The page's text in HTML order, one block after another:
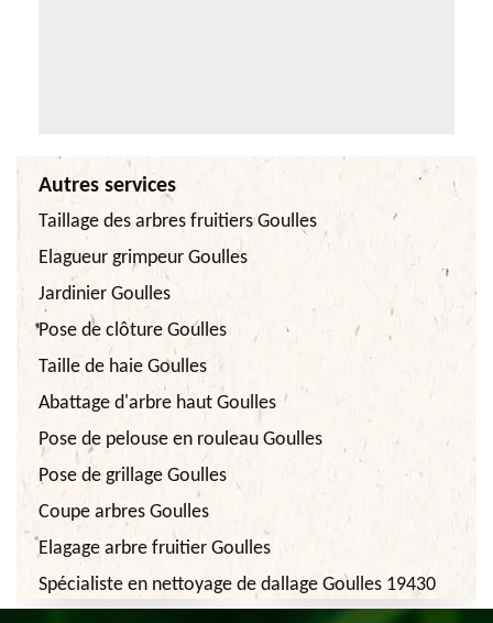
Autres services
Taillage des arbres fruitiers Goulles
Elagueur grimpeur Goulles
Jardinier Goulles
Pose de clôture Goulles
Taille de haie Goulles
Abattage d'arbre haut Goulles
Pose de pelouse en rouleau Goulles
Pose de grillage Goulles
Coupe arbres Goulles
Elagage arbre fruitier Goulles
Spécialiste en nettoyage de dallage Goulles 19430